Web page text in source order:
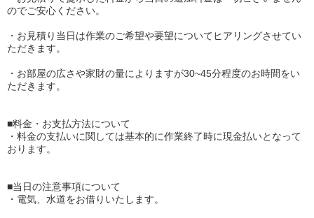
のでご安心ください。
・お見積り当日は作業のご希望や要望についてヒアリングさせてい
ただきます。
・お部屋の広さや家財の量によりますが30~45分程度のお時間をい
ただきます。
■料金・お支払方法について
・料金の支払いに関しては基本的に作業終了時に現金払いとなって
おります。
■当日の注意事項について
・電気、水道をお借りいたします。